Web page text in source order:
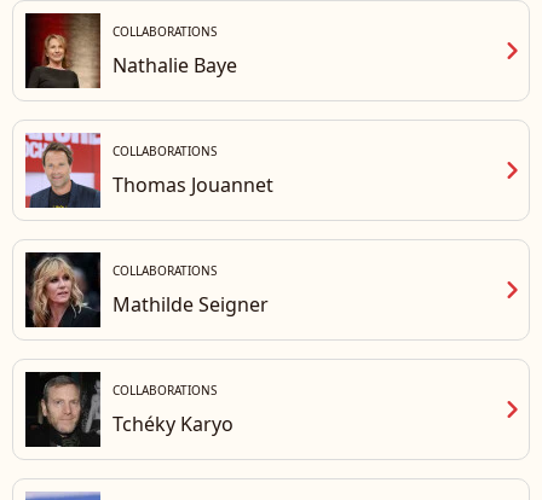
COLLABORATIONS
Nathalie Baye chevron_right
COLLABORATIONS
Thomas Jouannet chevron_right
COLLABORATIONS
Mathilde Seigner chevron_right
COLLABORATIONS
Tchéky Karyo chevron_right